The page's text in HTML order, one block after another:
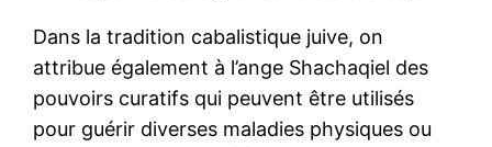
Dans la tradition cabalistique juive, on
attribue également à l’ange Shachaqiel des
pouvoirs curatifs qui peuvent être utilisés
pour guérir diverses maladies physiques ou